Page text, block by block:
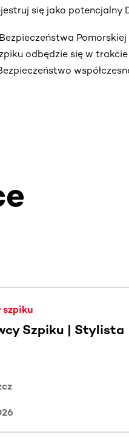
się jako potencjalny
Pomorskiej
odbędzie się w trakcie
Użyj klawisza Tab
szpiku
Szpiku | Stylista